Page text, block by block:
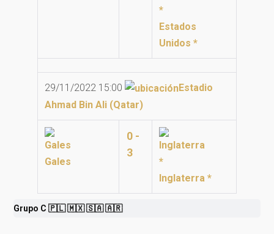
Estados
Unidos *
29/11/2022 15:00
Estadio
Ahmad Bin Ali (Qatar)
Gales
0 -
3
Inglaterra *
Grupo C 🇵🇱 🇲🇽 🇸🇦 🇦🇷